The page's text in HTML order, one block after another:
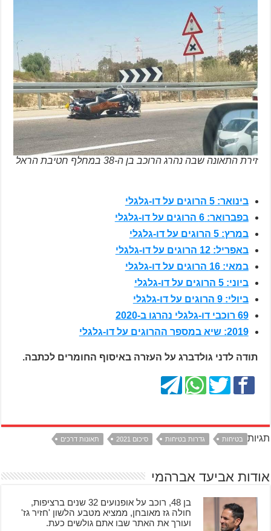
זירת התאונה שבה נהרג הרוכב בן ה-38 במחלף חטיבת הראל
בינואר: 5 הרוגים על דו-גלגלי
בפברואר: 6 הרוגים על דו-גלגלי
במרץ: 5 הרוגים על דו-גלגלי
באפריל: 12 הרוגים על דו-גלגלי
במאי: 16 הרוגים על דו-גלגלי
ביוני: 5 הרוגים על דו-גלגלי
ביולי: 9 הרוגים על דו-גלגלי
69 רוכבי דו-גלגלי נהרגו ב-2020
2019: שיא במספר ההרוגים על דו-גלגלי
תודה לדני גולדברג על העזרה באיסוף החומרים לכתבה.
תגיות בטיחות גדרות בטיחות סיכום 2021 תאונות דרכים
אודות אביעד אברהמי
בן 48, רוכב על אופנועים 32 שנים ברציפות,
חולה גז מאובחן, ממציא מטבע הלשון 'חזיר גז'
ועורך את האתר שבו אתם גולשים כעת.